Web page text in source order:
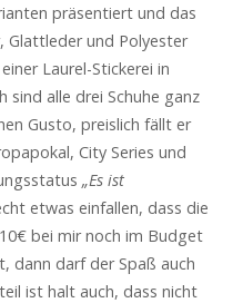
präsentiert und das
Glattleder und Polyester
Laurel-Stickerei in
sind alle drei Schuhe ganz
Gusto, preislich fällt er
City Series und
„Es ist
etwas einfallen, dass die
bei mir noch im Budget
dann darf der Spaß auch
ist halt auch, dass nicht